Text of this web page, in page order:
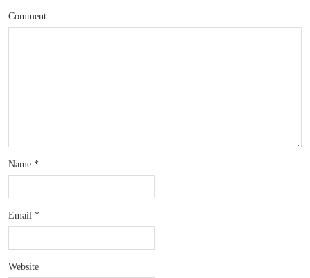
Comment
Name *
Email *
Website